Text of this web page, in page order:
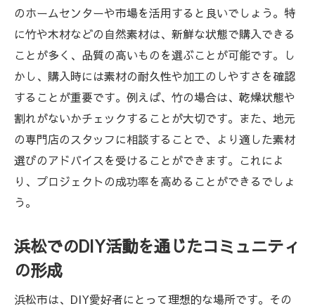
のホームセンターや市場を活用すると良いでしょう。特
に竹や木材などの自然素材は、新鮮な状態で購入できる
ことが多く、品質の高いものを選ぶことが可能です。し
かし、購入時には素材の耐久性や加工のしやすさを確認
することが重要です。例えば、竹の場合は、乾燥状態や
割れがないかチェックすることが大切です。また、地元
の専門店のスタッフに相談することで、より適した素材
選びのアドバイスを受けることができます。これによ
り、プロジェクトの成功率を高めることができるでしょ
う。
浜松でのDIY活動を通じたコミュニティ
の形成
浜松市は、DIY愛好者にとって理想的な場所です。その